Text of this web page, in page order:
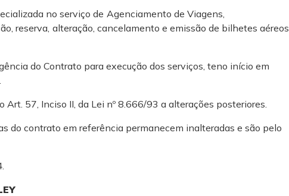
no serviço de Agenciamento de Viagens,
reserva, alteração, cancelamento e emissão de bilhetes aéreos
do Contrato para execução dos serviços, teno início em
Art. 57, Inciso II, da Lei nº 8.666/93 a alterações posteriores.
do contrato em referência permanecem inalteradas e são pelo